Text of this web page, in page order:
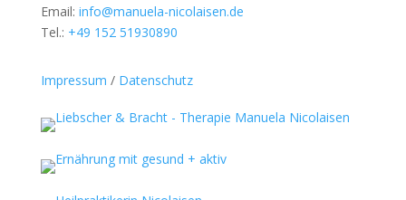
Email: info@manuela-nicolaisen.de
Tel.: +49 152 51930890
Impressum / Datenschutz